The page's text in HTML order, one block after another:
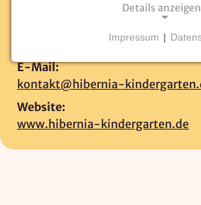
E-Mail:
kontakt@hibernia-
Website:
www.hibernia-kindergarten.de
Details anzeigen
Essentielle Cookies
Website erforderlich und
werden. Hierzu zählen
TYPO3-Cookies, sowie
Impressum |